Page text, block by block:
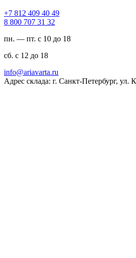
94 04 904 218 7+
23 13 707 008 8
пн. — пт. с 10 до 18
сб. с 12 до 18
ur.atravaira@ofni
Адрес склада: г. Санкт-Петербург, ул.